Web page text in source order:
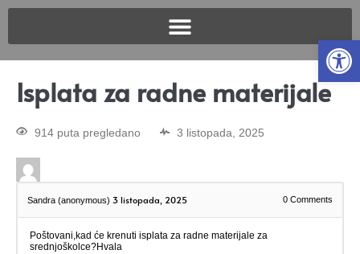
Isplata za radne materijale
914 puta pregledano 3 listopada, 2025
Sandra (anonymous) 3 listopada, 2025 0 Comments
Poštovani,kad će krenuti isplata za radne materijale za
srednjoškolce?Hvala